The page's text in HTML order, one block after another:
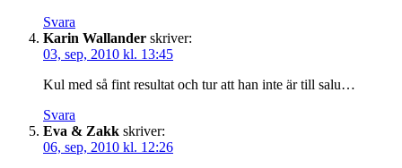
Svara
Karin Wallander skriver:
03, sep, 2010 kl. 13:45
Kul med så fint resultat och tur att han inte är till salu…
Svara
Eva & Zakk skriver:
06, sep, 2010 kl. 12:26